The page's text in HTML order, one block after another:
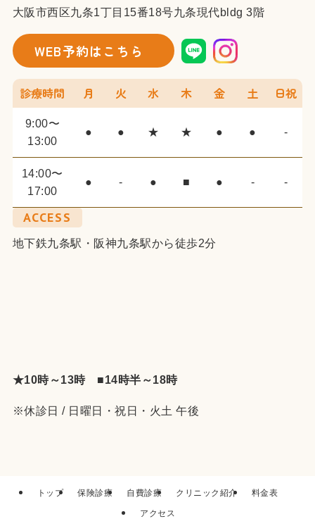
大阪市西区九条1丁目15番18号九条現代bldg 3階
WEB予約はこちら
診療時間 月 火 水 木 金 土 日祝
9:00〜
13:00
● ● ★ ★ ● ● -
14:00〜
17:00
● - ● ■ ● - -
ACCESS
地下鉄九条駅・阪神九条駅から徒歩2分
★10時～13時 ■14時半～18時
※休診日 / 日曜日・祝日・火土 午後
トップ 保険診療 自費診療 クリニック紹介 料金表
アクセス